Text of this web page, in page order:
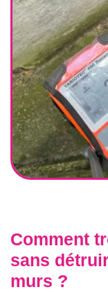
Comment
sans
murs ?